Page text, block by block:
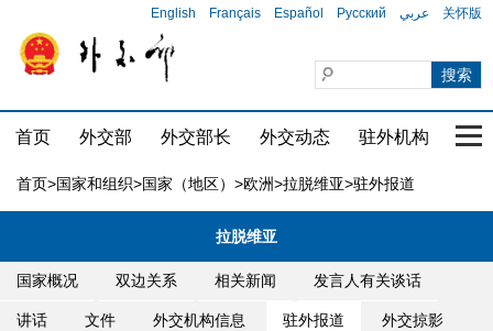
English Français Español Русский عربي 关怀版
首页 外交部 外交部长 外交动态 驻外机构 国
首页>国家和组织>国家（地区） >欧洲>拉脱维亚>驻外报道
拉脱维亚
国家概况 双边关系 相关新闻 发言人有关谈话
讲话 文件 外交机构信息 驻外报道 外交掠影